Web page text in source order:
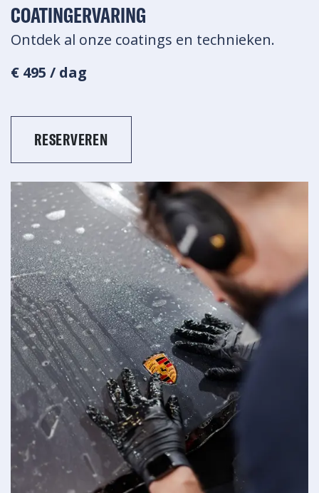
COATINGERVARING
Ontdek al onze coatings en technieken.
€ 495 / dag
RESERVEREN